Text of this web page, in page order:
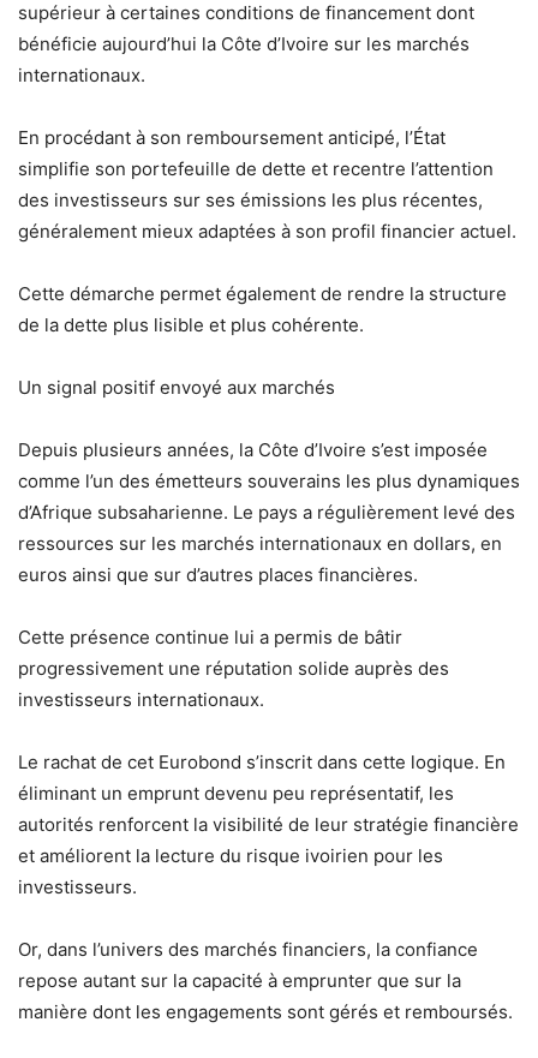
supérieur à certaines conditions de financement dont
bénéficie aujourd’hui la Côte d’Ivoire sur les marchés
internationaux.
En procédant à son remboursement anticipé, l’État
simplifie son portefeuille de dette et recentre l’attention
des investisseurs sur ses émissions les plus récentes,
généralement mieux adaptées à son profil financier actuel.
Cette démarche permet également de rendre la structure
de la dette plus lisible et plus cohérente.
Un signal positif envoyé aux marchés
Depuis plusieurs années, la Côte d’Ivoire s’est imposée
comme l’un des émetteurs souverains les plus dynamiques
d’Afrique subsaharienne. Le pays a régulièrement levé des
ressources sur les marchés internationaux en dollars, en
euros ainsi que sur d’autres places financières.
Cette présence continue lui a permis de bâtir
progressivement une réputation solide auprès des
investisseurs internationaux.
Le rachat de cet Eurobond s’inscrit dans cette logique. En
éliminant un emprunt devenu peu représentatif, les
autorités renforcent la visibilité de leur stratégie financière
et améliorent la lecture du risque ivoirien pour les
investisseurs.
Or, dans l’univers des marchés financiers, la confiance
repose autant sur la capacité à emprunter que sur la
manière dont les engagements sont gérés et remboursés.